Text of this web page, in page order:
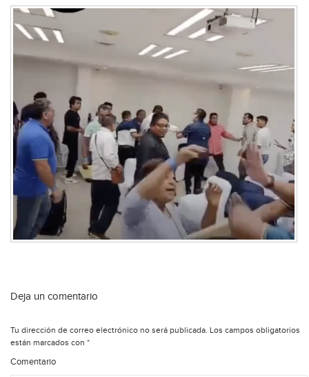
Deja un comentario
Tu dirección de correo electrónico no será publicada. Los campos obligatorios
están marcados con *
Comentario